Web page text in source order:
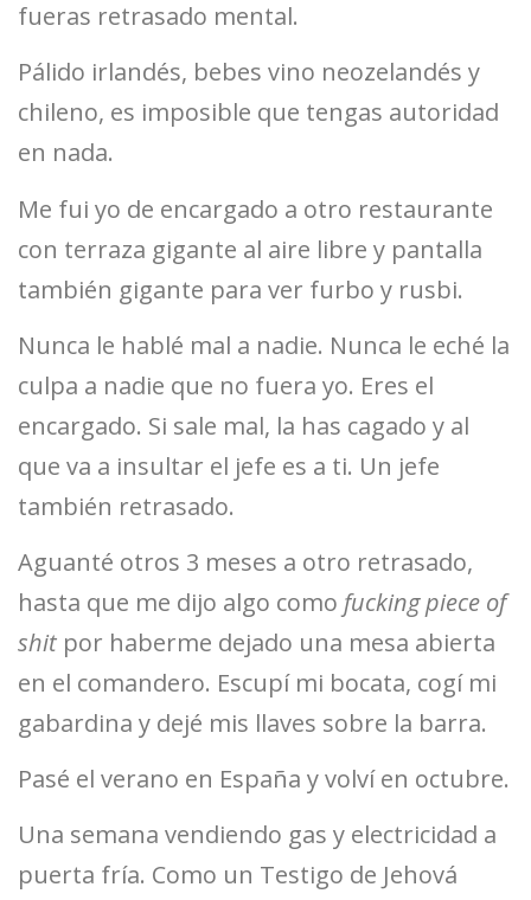
fueras retrasado mental.
Pálido irlandés, bebes vino neozelandés y
chileno, es imposible que tengas autoridad
en nada.
Me fui yo de encargado a otro restaurante
con terraza gigante al aire libre y pantalla
también gigante para ver furbo y rusbi.
Nunca le hablé mal a nadie. Nunca le eché la
culpa a nadie que no fuera yo. Eres el
encargado. Si sale mal, la has cagado y al
que va a insultar el jefe es a ti. Un jefe
también retrasado.
Aguanté otros 3 meses a otro retrasado,
hasta que me dijo algo como fucking piece of
shit por haberme dejado una mesa abierta
en el comandero. Escupí mi bocata, cogí mi
gabardina y dejé mis llaves sobre la barra.
Pasé el verano en España y volví en octubre.
Una semana vendiendo gas y electricidad a
puerta fría. Como un Testigo de Jehová